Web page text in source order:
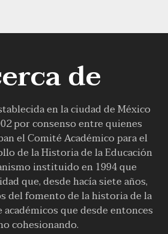
de
en la ciudad de México
por consenso entre quienes
el Comité Académico para el
de la Historia de la Educación
instituido en 1994 que
que, desde hacía siete años,
del fomento de la historia de la
que desde entonces
cohesionando.